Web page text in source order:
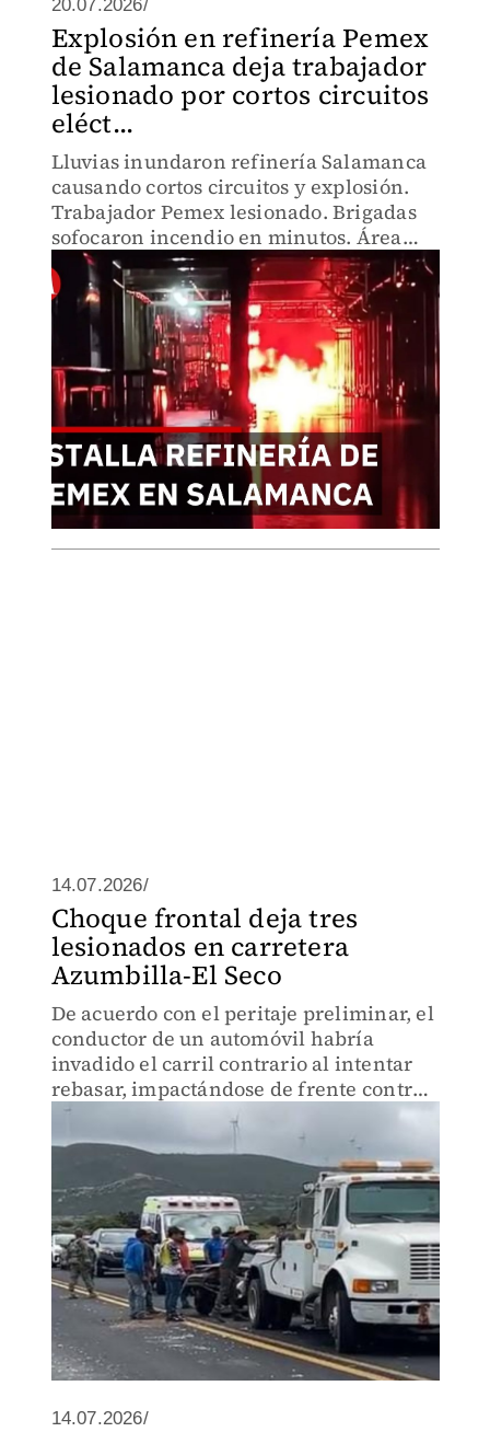
20.07.2026/
Explosión en refinería Pemex
de Salamanca deja trabajador
lesionado por cortos circuitos
eléct...
Lluvias inundaron refinería Salamanca
causando cortos circuitos y explosión.
Trabajador Pemex lesionado. Brigadas
sofocaron incendio en minutos. Área
permanecerá inoperante semanas.
Descubre qué falló en protocolos de
seguridad.
14.07.2026/
Choque frontal deja tres
lesionados en carretera
Azumbilla-El Seco
De acuerdo con el peritaje preliminar, el
conductor de un automóvil habría
invadido el carril contrario al intentar
rebasar, impactándose de frente contra
un tractocamión.
14.07.2026/